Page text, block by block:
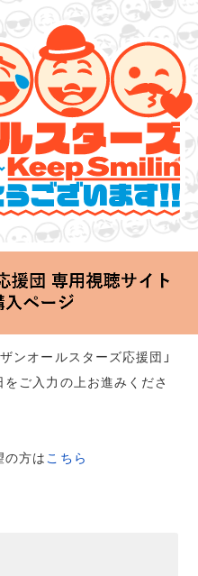
2020
うございます!!～」
アリーナ
ンオールスターズ応援団」
ご入力の上お進みくださ
の方は こちら